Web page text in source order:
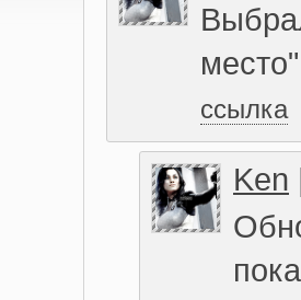
ссылка
Ken